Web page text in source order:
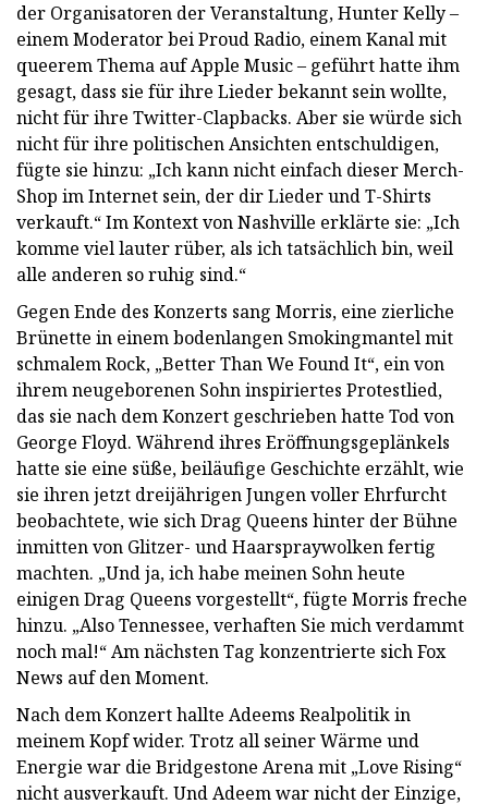
der Organisatoren der Veranstaltung, Hunter Kelly –
einem Moderator bei Proud Radio, einem Kanal mit
queerem Thema auf Apple Music – geführt hatte ihm
gesagt, dass sie für ihre Lieder bekannt sein wollte,
nicht für ihre Twitter-Clapbacks. Aber sie würde sich
nicht für ihre politischen Ansichten entschuldigen,
fügte sie hinzu: „Ich kann nicht einfach dieser Merch-
Shop im Internet sein, der dir Lieder und T-Shirts
verkauft.“ Im Kontext von Nashville erklärte sie: „Ich
komme viel lauter rüber, als ich tatsächlich bin, weil
alle anderen so ruhig sind.“
Gegen Ende des Konzerts sang Morris, eine zierliche
Brünette in einem bodenlangen Smokingmantel mit
schmalem Rock, „Better Than We Found It“, ein von
ihrem neugeborenen Sohn inspiriertes Protestlied,
das sie nach dem Konzert geschrieben hatte Tod von
George Floyd. Während ihres Eröffnungsgeplänkels
hatte sie eine süße, beiläufige Geschichte erzählt, wie
sie ihren jetzt dreijährigen Jungen voller Ehrfurcht
beobachtete, wie sich Drag Queens hinter der Bühne
inmitten von Glitzer- und Haarspraywolken fertig
machten. „Und ja, ich habe meinen Sohn heute
einigen Drag Queens vorgestellt“, fügte Morris freche
hinzu. „Also Tennessee, verhaften Sie mich verdammt
noch mal!“ Am nächsten Tag konzentrierte sich Fox
News auf den Moment.
Nach dem Konzert hallte Adeems Realpolitik in
meinem Kopf wider. Trotz all seiner Wärme und
Energie war die Bridgestone Arena mit „Love Rising“
nicht ausverkauft. Und Adeem war nicht der Einzige,